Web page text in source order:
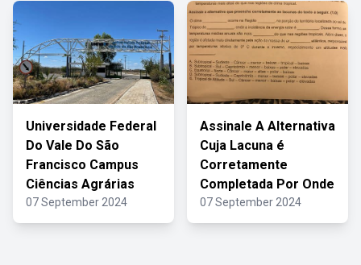
Universidade Federal
Do Vale Do São
Francisco Campus
Ciências Agrárias
07 September 2024
Assinale A Alternativa
Cuja Lacuna é
Corretamente
Completada Por Onde
07 September 2024